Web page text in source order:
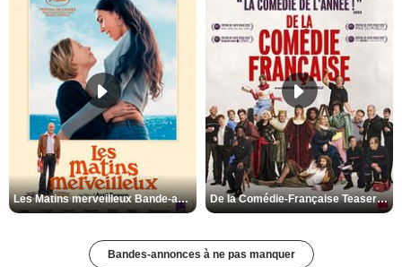
Les Matins merveilleux Bande-annonce VF De la Comédie-Française Teaser VF
Bandes-annonces à ne pas manquer